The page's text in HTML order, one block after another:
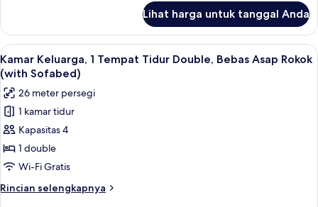
difabel,
bathtub
Kamar
Standar,
1
Tempat
Tidur
Double,
akses
difabel,
bathtub
Lihat harga untuk tanggal Anda
Lihat
semua
foto
untuk
Kamar
Keluarga,
1
Tempat
Tidur
Double,
Kamar Keluarga, 1 Tempat Tidur
8
Kamar Keluarga, 1 Tempat Tidur Double, Bebas Asap Rokok
(with Sofabed)
26 meter persegi
1 kamar tidur
Kapasitas 4
1 double
Wi-Fi Gratis
Rincian selengkapnya
Rincian